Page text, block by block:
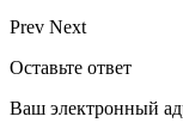
Prev Next
Оставьте ответ
Ваш электронный